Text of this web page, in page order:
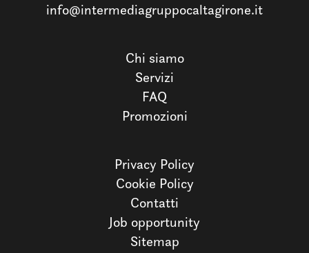
info@intermediagruppocaltagirone.it
Chi siamo
Servizi
FAQ
Promozioni
Privacy Policy
Cookie Policy
Contatti
Job opportunity
Sitemap